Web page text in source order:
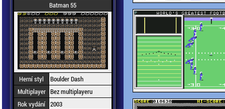
Batman 55
Herní styl
Boulder Dash
Multiplayer Bez multiplayeru
Rok vydání 2003